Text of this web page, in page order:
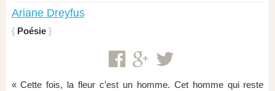
Ariane Dreyfus
Poésie
« Cette fois, la fleur c’est un homme. Cet homme qui reste